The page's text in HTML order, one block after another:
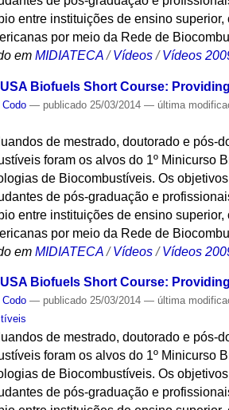
entre instituições de ensino
por meio da Rede de
em MIDIATECA /Vídeos /Vídeos
Biofuels Short Course:
— publicado 25/03/2014— última
de mestrado, doutorado e pós-
foram os alvos do 1º Minicurso
de Biocombustíveis. Os
de pós-graduação e
entre instituições de ensino
por meio da Rede de
em MIDIATECA /Vídeos /Vídeos
Biofuels Short Course:
— publicado 25/03/2014— última
de mestrado, doutorado e pós-
foram os alvos do 1º Minicurso
de Biocombustíveis. Os
de pós-graduação e